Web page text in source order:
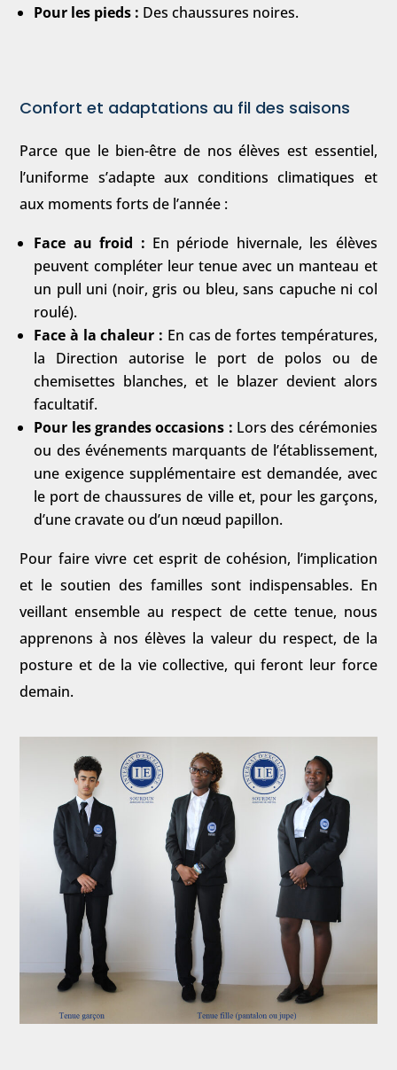
Pour les pieds : Des chaussures noires.
Confort et adaptations au fil des saisons
Parce que le bien-être de nos élèves est essentiel,
l’uniforme s’adapte aux conditions climatiques et
aux moments forts de l’année :
Face au froid : En période hivernale, les élèves
peuvent compléter leur tenue avec un manteau et
un pull uni (noir, gris ou bleu, sans capuche ni col
roulé).
Face à la chaleur : En cas de fortes températures,
la Direction autorise le port de polos ou de
chemisettes blanches, et le blazer devient alors
facultatif.
Pour les grandes occasions : Lors des cérémonies
ou des événements marquants de l’établissement,
une exigence supplémentaire est demandée, avec
le port de chaussures de ville et, pour les garçons,
d’une cravate ou d’un nœud papillon.
Pour faire vivre cet esprit de cohésion, l’implication
et le soutien des familles sont indispensables. En
veillant ensemble au respect de cette tenue, nous
apprenons à nos élèves la valeur du respect, de la
posture et de la vie collective, qui feront leur force
demain.